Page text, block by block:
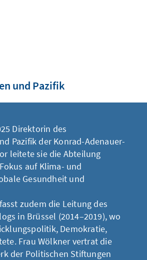
und Pazifik
Direktorin des
Pazifik der Konrad-Adenauer-
leitete sie die Abteilung
auf Klima- und
Gesundheit und
zudem die Leitung des
in Brüssel (2014–2019), wo
Demokratie,
Frau Wölkner vertrat die
der Politischen Stiftungen